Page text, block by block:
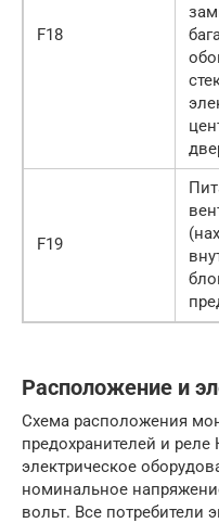
F18
F19
Расположение и
Схема расположения
предохранителей и
электрическое
номинальное
вольт. Все потребители